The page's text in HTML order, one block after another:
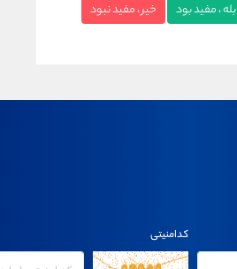
بله ، مفید بود خیر ، مفید نبود
کدامنیتی